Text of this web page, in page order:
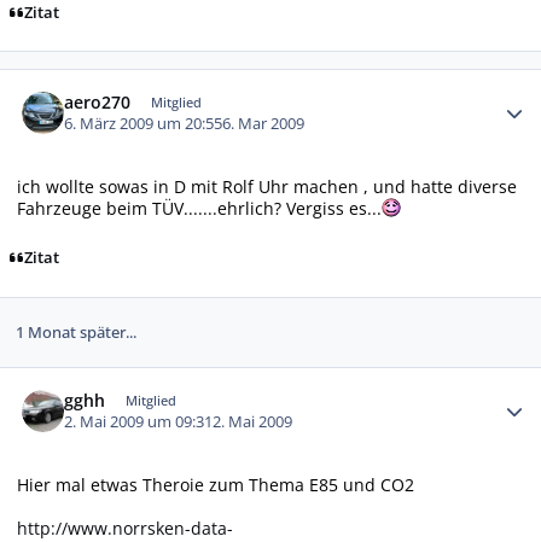
Zitat
aero270 Mitglied
6. März 2009 um 20:556. Mar 2009
ich wollte sowas in D mit Rolf Uhr machen , und hatte diverse
Fahrzeuge beim TÜV.......ehrlich? Vergiss es...
Zitat
1 Monat später...
gghh Mitglied
2. Mai 2009 um 09:312. Mai 2009
Hier mal etwas Theroie zum Thema E85 und CO2
http://www.norrsken-data-